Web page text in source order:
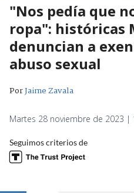
"Nos pedía que
ropa": históricas
denuncian a
abuso sexual
PorJaime Zavala
Martes 28 noviembre de 2023 |
Seguimos criterios de